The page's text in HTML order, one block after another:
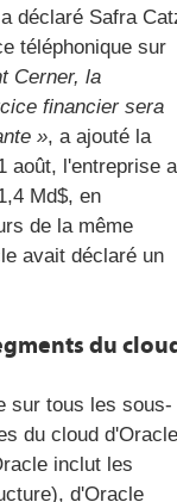
déclaré Safra
téléphonique sur
Cerner, la
financier sera
», a ajouté la
août, l'entreprise a
Md$, en
de la même
avait déclaré un
du
sur tous les sous-
du cloud d'Oracle
inclut les
d'Oracle